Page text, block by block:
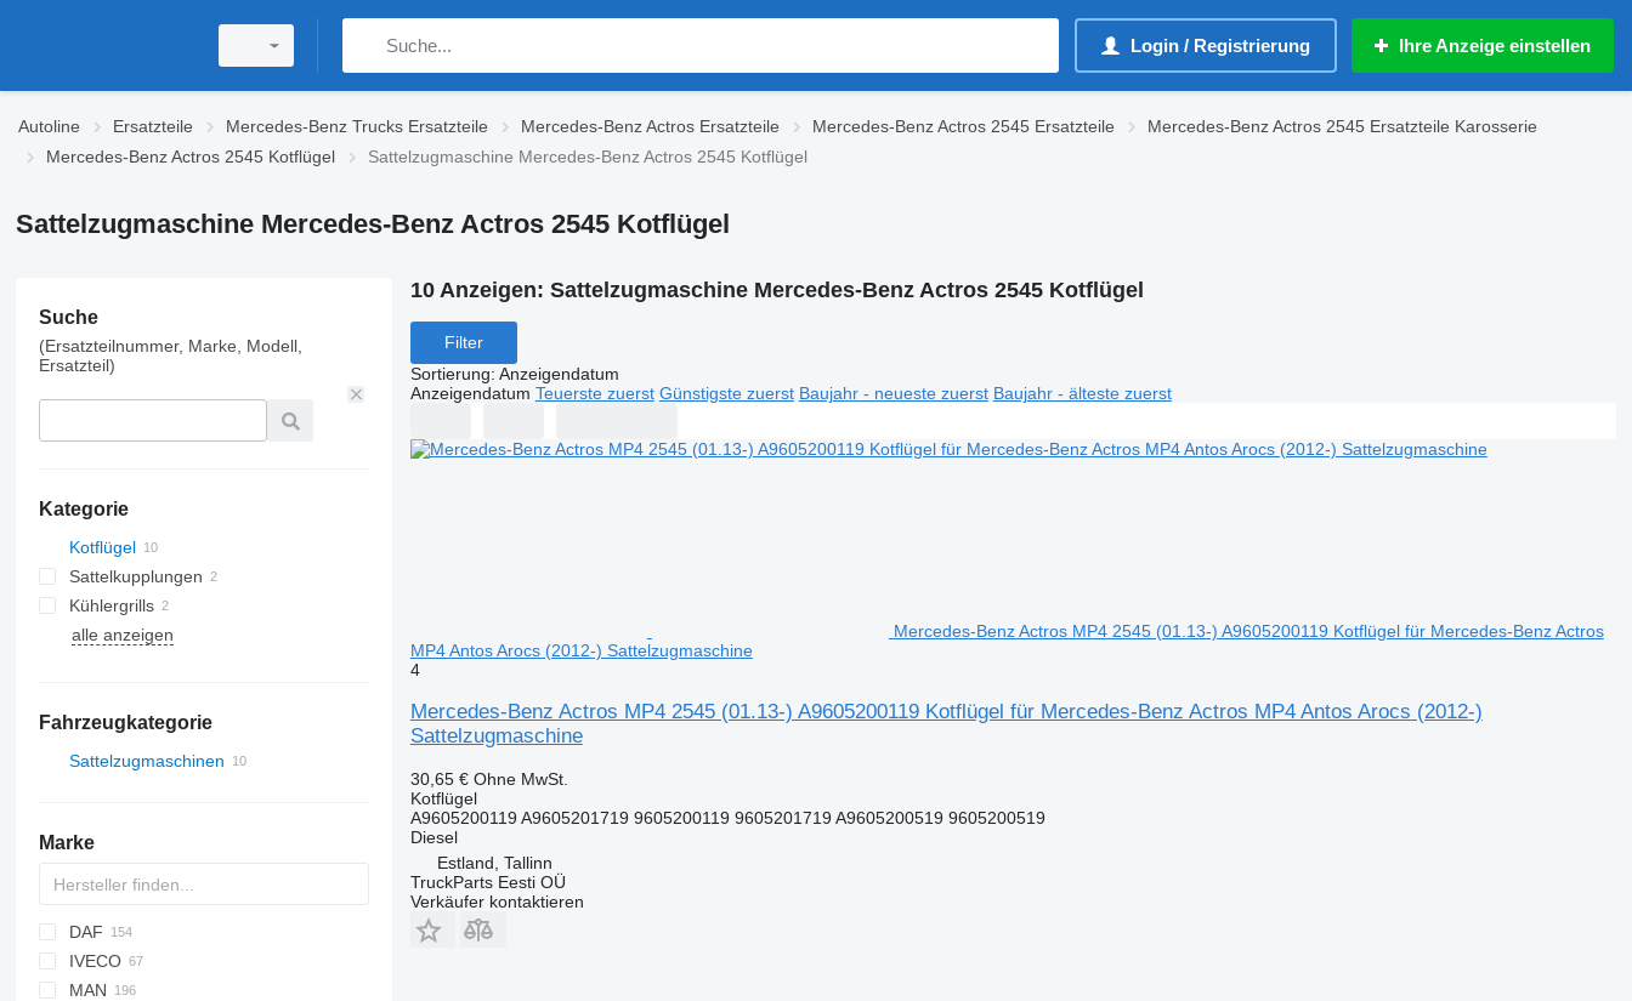
Login / Registrierung Ihre Anzeige einstellen
Autoline Ersatzteile Mercedes-Benz Trucks Ersatzteile Mercedes-Benz Actros Ersatzteile Mercedes-Benz Actros 2545 Ersatzteile
Mercedes-Benz Actros 2545 Ersatzteile Karosserie
Mercedes-Benz Actros 2545 Kotflügel
Sattelzugmaschine Mercedes-Benz Actros 2545 Kotflügel
Sattelzugmaschine Mercedes-Benz Actros 2545 Kotflügel
Suche
(Ersatzteilnummer, Marke, Modell,
Ersatzteil)
Kategorie
Kotflügel
Sattelkupplungen
Kühlergrills
alle anzeigen
Fahrzeugkategorie
Sattelzugmaschinen
Marke
DAF
CF
LF
F-MAX
IVECO
S-Way
MAN
10 Anzeigen: Sattelzugmaschine Mercedes-Benz Actros 2545 Kotflügel
Filter
Sortierung: Anzeigendatum
Anzeigendatum Teuerste zuerst Günstigste zuerst Baujahr - neueste zuerst Baujahr - älteste zuerst
Mercedes-Benz Actros MP4 2545 (01.13-) A9605200119 Kotflügel für Mercedes-Benz Actros
MP4 Antos Arocs (2012-) Sattelzugmaschine
4
Mercedes-Benz Actros MP4 2545 (01.13-) A9605200119 Kotflügel für Mercedes-Benz Actros MP4 Antos Arocs (2012-)
Sattelzugmaschine
30,65 € Ohne MwSt.
Kotflügel
A9605200119 A9605201719 9605200119 9605201719 A9605200519 9605200519
Diesel
Estland, Tallinn
TruckParts Eesti OÜ
Verkäufer kontaktieren